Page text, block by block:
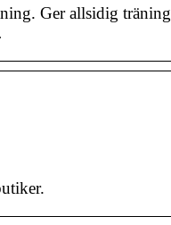
Ger allsidig träning